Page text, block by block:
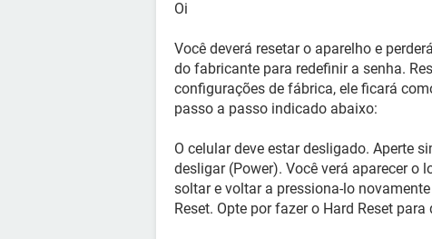
Oi
Você deverá resetar o aparelho e
do fabricante para redefinir a senha.
configurações de fábrica, ele ficará
passo a passo indicado abaixo:
O celular deve estar desligado. Aperte
desligar (Power). Você verá aparecer o
soltar e voltar a pressiona-lo
Reset. Opte por fazer o Hard Reset